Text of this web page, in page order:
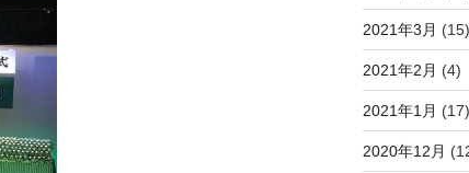
2021年3月 (15)
2021年2月 (4)
2021年1月 (17)
2020年12月